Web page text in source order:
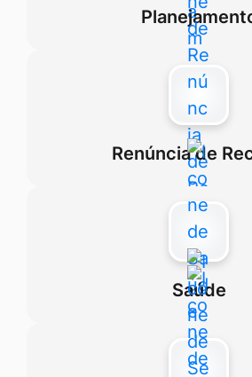
Renúncia de
Saúde